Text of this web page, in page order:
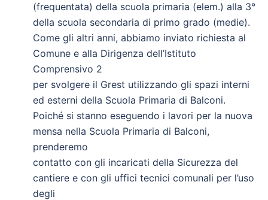
(frequentata) della scuola primaria (elem.) alla 3°
della scuola secondaria di primo grado (medie).
Come gli altri anni, abbiamo inviato richiesta al
Comune e alla Dirigenza dell’Istituto
Comprensivo 2
per svolgere il Grest utilizzando gli spazi interni
ed esterni della Scuola Primaria di Balconi.
Poiché si stanno eseguendo i lavori per la nuova
mensa nella Scuola Primaria di Balconi,
prenderemo
contatto con gli incaricati della Sicurezza del
cantiere e con gli uffici tecnici comunali per l’uso
degli